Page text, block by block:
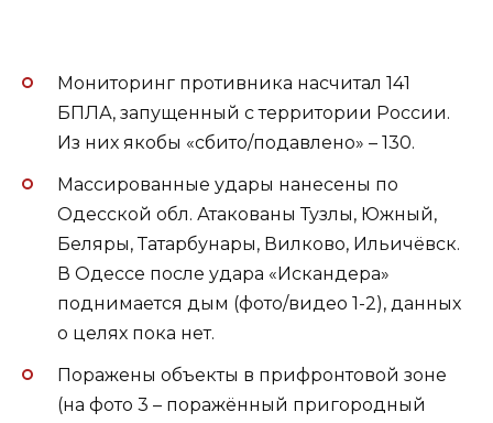
Мониторинг противника насчитал 141
БПЛА, запущенный с территории России.
Из них якобы «сбито/подавлено» – 130.
Массированные удары нанесены по
Одесской обл. Атакованы Тузлы, Южный,
Беляры, Татарбунары, Вилково, Ильичёвск.
В Одессе после удара «Искандера»
поднимается дым (фото/видео 1-2), данных
о целях пока нет.
Поражены объекты в прифронтовой зоне
(на фото 3 – поражённый пригородный